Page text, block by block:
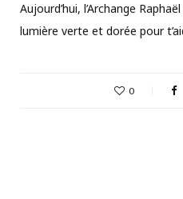
Aujourd’hui, l’Archange
lumière verte et dorée pour
0